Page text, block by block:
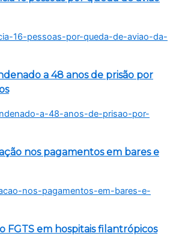
a 48 anos de prisão por
nos pagamentos em bares e
FGTS em hospitais filantrópicos